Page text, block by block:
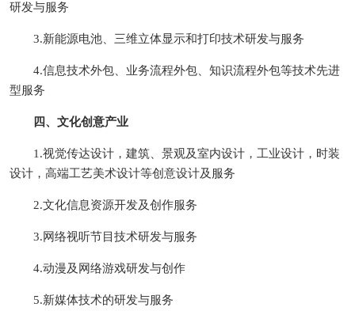
研发与服务
3.新能源电池、三维立体显示和打印技术研发与服务
4.信息技术外包、业务流程外包、知识流程外包等技术先进
型服务
四、文化创意产业
1.视觉传达设计，建筑、景观及室内设计，工业设计，时装
设计，高端工艺美术设计等创意设计及服务
2.文化信息资源开发及创作服务
3.网络视听节目技术研发与服务
4.动漫及网络游戏研发与创作
5.新媒体技术的研发与服务